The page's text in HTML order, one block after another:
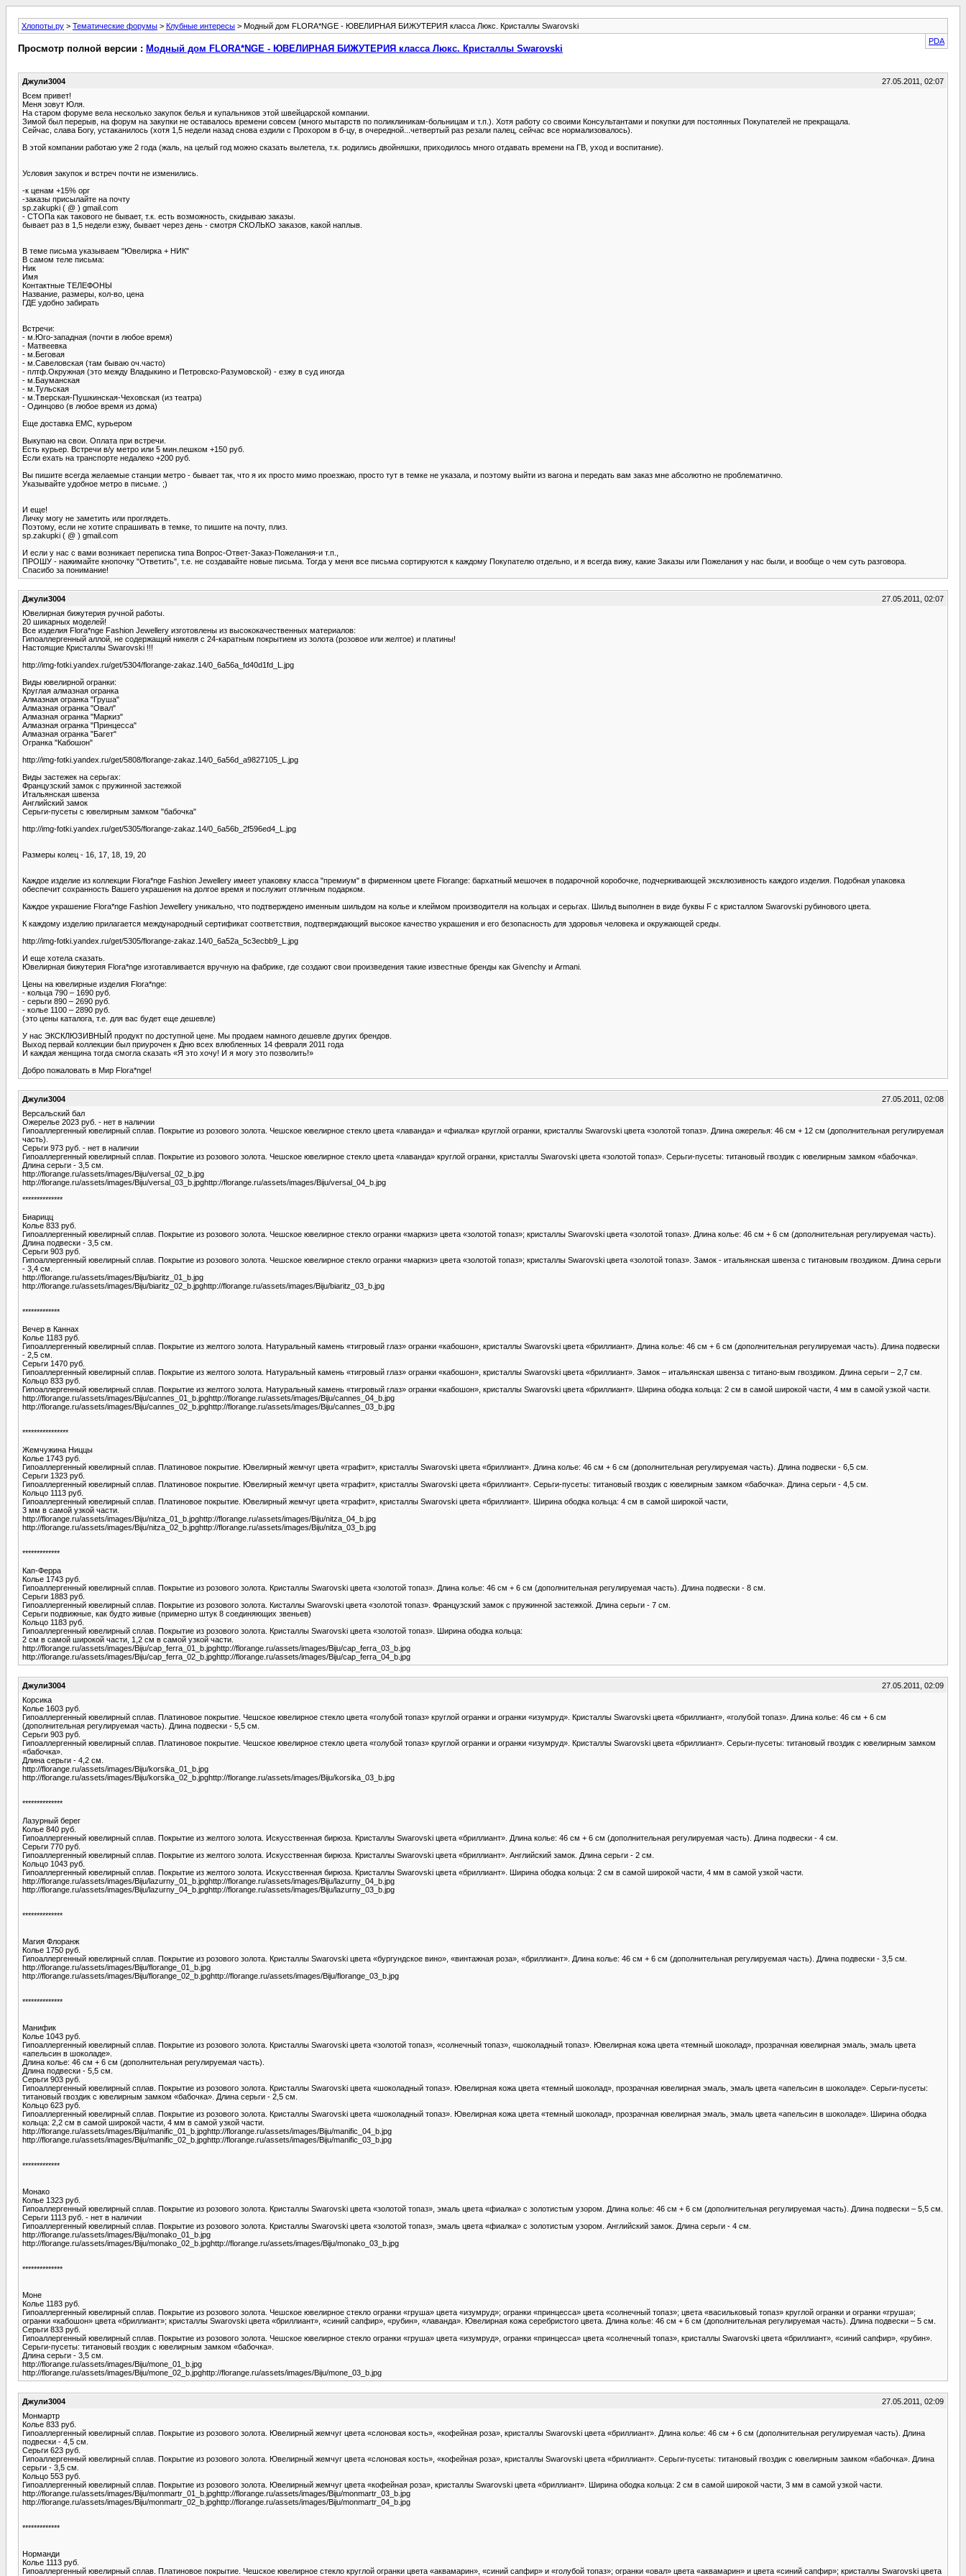
Хлопоты.ру > Тематические форумы > Клубные интересы > Модный дом FLORA*NGE - ЮВЕЛИРНАЯ БИЖУТЕРИЯ класса Люкс. Кристаллы Swarovski
PDA
Просмотр полной версии : Модный дом FLORA*NGE - ЮВЕЛИРНАЯ БИЖУТЕРИЯ класса Люкс. Кристаллы Swarovski
Джули3004
27.05.2011, 02:07
Всем привет!
Меня зовут Юля.
На старом форуме вела несколько закупок белья и купальников этой швейцарской компании.
Зимой был перерыв, на форум на закупки не оставалось времени совсем (много мытарств по поликлиникам-больницам и т.п.). Хотя работу со своими Консультантами и покупки для постоянных Покупателей не прекращала.
Сейчас, слава Богу, устаканилось (хотя 1,5 недели назад снова ездили с Прохором в б-цу, в очередной...четвертый раз резали палец, сейчас все нормализовалось).
В этой компании работаю уже 2 года (жаль, на целый год можно сказать вылетела, т.к. родились двойняшки, приходилось много отдавать времени на ГВ, уход и воспитание).
Условия закупок и встреч почти не изменились.
-к ценам +15% орг
-заказы присылайте на почту
sp.zakupki ( @ ) gmail.com
- СТОПа как такового не бывает, т.к. есть возможность, скидываю заказы.
бывает раз в 1,5 недели езжу, бывает через день - смотря СКОЛЬКО заказов, какой наплыв.
В теме письма указываем "Ювелирка + НИК"
В самом теле письма:
Ник
Имя
Контактные ТЕЛЕФОНЫ
Название, размеры, кол-во, цена
ГДЕ удобно забирать
Встречи:
- м.Юго-западная (почти в любое время)
- Матвеевка
- м.Беговая
- м.Савеловская (там бываю оч.часто)
- плтф.Окружная (это между Владыкино и Петровско-Разумовской) - езжу в суд иногда
- м.Бауманская
- м.Тульская
- м.Тверская-Пушкинская-Чеховская (из театра)
- Одинцово (в любое время из дома)
Еще доставка ЕМС, курьером
Выкупаю на свои. Оплата при встречи.
Есть курьер. Встречи в/у метро или 5 мин.пешком +150 руб.
Если ехать на транспорте недалеко +200 руб.
Вы пишите всегда желаемые станции метро - бывает так, что я их просто мимо проезжаю, просто тут в темке не указала, и поэтому выйти из вагона и передать вам заказ мне абсолютно не проблематично.
Указывайте удобное метро в письме. ;)
И еще!
Личку могу не заметить или проглядеть.
Поэтому, если не хотите спрашивать в темке, то пишите на почту, плиз.
sp.zakupki ( @ ) gmail.com
И если у нас с вами возникает переписка типа Вопрос-Ответ-Заказ-Пожелания-и т.п.,
ПРОШУ - нажимайте кнопочку "Ответить", т.е. не создавайте новые письма. Тогда у меня все письма сортируются к каждому Покупателю отдельно, и я всегда вижу, какие Заказы или Пожелания у нас были, и вообще о чем суть разговора.
Спасибо за понимание!
Джули3004
27.05.2011, 02:07
Ювелирная бижутерия ручной работы.
20 шикарных моделей!
Все изделия Flora*nge Fashion Jewellery изготовлены из высококачественных материалов:
Гипоаллергенный аллой, не содержащий никеля с 24-каратным покрытием из золота (розовое или желтое) и платины!
Настоящие Кристаллы Swarovski !!!
http://img-fotki.yandex.ru/get/5304/florange-zakaz.14/0_6a56a_fd40d1fd_L.jpg
Виды ювелирной огранки:
Круглая алмазная огранка
Алмазная огранка "Груша"
Алмазная огранка "Овал"
Алмазная огранка "Маркиз"
Алмазная огранка "Принцесса"
Алмазная огранка "Багет"
Огранка "Кабошон"
http://img-fotki.yandex.ru/get/5808/florange-zakaz.14/0_6a56d_a9827105_L.jpg
Виды застежек на серьгах:
Французский замок с пружинной застежкой
Итальянская швенза
Английский замок
Серьги-пусеты с ювелирным замком "бабочка"
http://img-fotki.yandex.ru/get/5305/florange-zakaz.14/0_6a56b_2f596ed4_L.jpg
Размеры колец - 16, 17, 18, 19, 20
Каждое изделие из коллекции Flora*nge Fashion Jewellery имеет упаковку класса "премиум" в фирменном цвете Florange: бархатный мешочек в подарочной коробочке, подчеркивающей эксклюзивность каждого изделия. Подобная упаковка
обеспечит сохранность Вашего украшения на долгое время и послужит отличным подарком.
Каждое украшение Flora*nge Fashion Jewellery уникально, что подтверждено именным шильдом на колье и клеймом производителя на кольцах и серьгах. Шильд выполнен в виде буквы F с кристаллом Swarovski рубинового цвета.
К каждому изделию прилагается международный сертификат соответствия, подтверждающий высокое качество украшения и его безопасность для здоровья человека и окружающей среды.
http://img-fotki.yandex.ru/get/5305/florange-zakaz.14/0_6a52a_5c3ecbb9_L.jpg
И еще хотела сказать.
Ювелирная бижутерия Flora*nge изготавливается вручную на фабрике, где создают свои произведения такие известные бренды как Givenchy и Armani.
Цены на ювелирные изделия Flora*nge:
- кольца 790 – 1690 руб.
- серьги 890 – 2690 руб.
- колье 1100 – 2890 руб.
(это цены каталога, т.е. для вас будет еще дешевле)
У нас ЭКСКЛЮЗИВНЫЙ продукт по доступной цене. Мы продаем намного дешевле других брендов.
Выход первай коллекции был приурочен к Дню всех влюбленных 14 февраля 2011 года
И каждая женщина тогда смогла сказать «Я это хочу! И я могу это позволить!»
Добро пожаловать в Мир Flora*nge!
Джули3004
27.05.2011, 02:08
Версальский бал
Ожерелье 2023 руб. - нет в наличии
Гипоаллергенный ювелирный сплав. Покрытие из розового золота. Чешское ювелирное стекло цвета «лаванда» и «фиалка» круглой огранки, кристаллы Swarovski цвета «золотой топаз». Длина ожерелья: 46 см + 12 см (дополнительная регулируемая
часть).
Серьги 973 руб. - нет в наличии
Гипоаллергенный ювелирный сплав. Покрытие из розового золота. Чешское ювелирное стекло цвета «лаванда» круглой огранки, кристаллы Swarovski цвета «золотой топаз». Серьги-пусеты: титановый гвоздик с ювелирным замком «бабочка».
Длина серьги - 3,5 см.
http://florange.ru/assets/images/Biju/versal_02_b.jpg
http://florange.ru/assets/images/Biju/versal_03_b.jpghttp://florange.ru/assets/images/Biju/versal_04_b.jpg
**************
Биарицц
Колье 833 руб.
Гипоаллергенный ювелирный сплав. Покрытие из розового золота. Чешское ювелирное стекло огранки «маркиз» цвета «золотой топаз»; кристаллы Swarovski цвета «золотой топаз». Длина колье: 46 см + 6 см (дополнительная регулируемая часть).
Длина подвески - 3,5 см.
Серьги 903 руб.
Гипоаллергенный ювелирный сплав. Покрытие из розового золота. Чешское ювелирное стекло огранки «маркиз» цвета «золотой топаз»; кристаллы Swarovski цвета «золотой топаз». Замок - итальянская швенза с титановым гвоздиком. Длина серьги
- 3,4 см.
http://florange.ru/assets/images/Biju/biaritz_01_b.jpg
http://florange.ru/assets/images/Biju/biaritz_02_b.jpghttp://florange.ru/assets/images/Biju/biaritz_03_b.jpg
*************
Вечер в Каннах
Колье 1183 руб.
Гипоаллергенный ювелирный сплав. Покрытие из желтого золота. Натуральный камень «тигровый глаз» огранки «кабошон», кристаллы Swarovski цвета «бриллиант». Длина колье: 46 см + 6 см (дополнительная регулируемая часть). Длина подвески
- 2,5 см.
Серьги 1470 руб.
Гипоаллергенный ювелирный сплав. Покрытие из желтого золота. Натуральный камень «тигровый глаз» огранки «кабошон», кристаллы Swarovski цвета «бриллиант». Замок – итальянская швенза с титано-вым гвоздиком. Длина серьги – 2,7 см.
Кольцо 833 руб.
Гипоаллергенный ювелирный сплав. Покрытие из желтого золота. Натуральный камень «тигровый глаз» огранки «кабошон», кристаллы Swarovski цвета «бриллиант». Ширина ободка кольца: 2 см в самой широкой части, 4 мм в самой узкой части.
http://florange.ru/assets/images/Biju/cannes_01_b.jpghttp://florange.ru/assets/images/Biju/cannes_04_b.jpg
http://florange.ru/assets/images/Biju/cannes_02_b.jpghttp://florange.ru/assets/images/Biju/cannes_03_b.jpg
****************
Жемчужина Ниццы
Колье 1743 руб.
Гипоаллергенный ювелирный сплав. Платиновое покрытие. Ювелирный жемчуг цвета «графит», кристаллы Swarovski цвета «бриллиант». Длина колье: 46 см + 6 см (дополнительная регулируемая часть). Длина подвески - 6,5 см.
Серьги 1323 руб.
Гипоаллергенный ювелирный сплав. Платиновое покрытие. Ювелирный жемчуг цвета «графит», кристаллы Swarovski цвета «бриллиант». Серьги-пусеты: титановый гвоздик с ювелирным замком «бабочка». Длина серьги - 4,5 см.
Кольцо 1113 руб.
Гипоаллергенный ювелирный сплав. Платиновое покрытие. Ювелирный жемчуг цвета «графит», кристаллы Swarovski цвета «бриллиант». Ширина ободка кольца: 4 см в самой широкой части,
3 мм в самой узкой части.
http://florange.ru/assets/images/Biju/nitza_01_b.jpghttp://florange.ru/assets/images/Biju/nitza_04_b.jpg
http://florange.ru/assets/images/Biju/nitza_02_b.jpghttp://florange.ru/assets/images/Biju/nitza_03_b.jpg
*************
Кап-Ферра
Колье 1743 руб.
Гипоаллергенный ювелирный сплав. Покрытие из розового золота. Кристаллы Swarovski цвета «золотой топаз». Длина колье: 46 см + 6 см (дополнительная регулируемая часть). Длина подвески - 8 см.
Серьги 1883 руб.
Гипоаллергенный ювелирный сплав. Покрытие из розового золота. Кисталлы Swarovski цвета «золотой топаз». Французский замок с пружинной застежкой. Длина серьги - 7 см.
Серьги подвижные, как будто живые (примерно штук 8 соединяющих звеньев)
Кольцо 1183 руб.
Гипоаллергенный ювелирный сплав. Покрытие из розового золота. Кристаллы Swarovski цвета «золотой топаз». Ширина ободка кольца:
2 см в самой широкой части, 1,2 см в самой узкой части.
http://florange.ru/assets/images/Biju/cap_ferra_01_b.jpghttp://florange.ru/assets/images/Biju/cap_ferra_03_b.jpg
http://florange.ru/assets/images/Biju/cap_ferra_02_b.jpghttp://florange.ru/assets/images/Biju/cap_ferra_04_b.jpg
Джули3004
27.05.2011, 02:09
Корсика
Колье 1603 руб.
Гипоаллергенный ювелирный сплав. Платиновое покрытие. Чешское ювелирное стекло цвета «голубой топаз» круглой огранки и огранки «изумруд». Кристаллы Swarovski цвета «бриллиант», «голубой топаз». Длина колье: 46 см + 6 см
(дополнительная регулируемая часть). Длина подвески - 5,5 см.
Серьги 903 руб.
Гипоаллергенный ювелирный сплав. Платиновое покрытие. Чешское ювелирное стекло цвета «голубой топаз» круглой огранки и огранки «изумруд». Кристаллы Swarovski цвета «бриллиант». Серьги-пусеты: титановый гвоздик с ювелирным замком
«бабочка».
Длина серьги - 4,2 см.
http://florange.ru/assets/images/Biju/korsika_01_b.jpg
http://florange.ru/assets/images/Biju/korsika_02_b.jpghttp://florange.ru/assets/images/Biju/korsika_03_b.jpg
**************
Лазурный берег
Колье 840 руб.
Гипоаллергенный ювелирный сплав. Покрытие из желтого золота. Искусственная бирюза. Кристаллы Swarovski цвета «бриллиант». Длина колье: 46 см + 6 см (дополнительная регулируемая часть). Длина подвески - 4 см.
Серьги 770 руб.
Гипоаллергенный ювелирный сплав. Покрытие из желтого золота. Искусственная бирюза. Кристаллы Swarovski цвета «бриллиант». Английский замок. Длина серьги - 2 см.
Кольцо 1043 руб.
Гипоаллергенный ювелирный сплав. Покрытие из желтого золота. Искусственная бирюза. Кристаллы Swarovski цвета «бриллиант». Ширина ободка кольца: 2 см в самой широкой части, 4 мм в самой узкой части.
http://florange.ru/assets/images/Biju/lazurny_01_b.jpghttp://florange.ru/assets/images/Biju/lazurny_04_b.jpg
http://florange.ru/assets/images/Biju/lazurny_04_b.jpghttp://florange.ru/assets/images/Biju/lazurny_03_b.jpg
**************
Магия Флоранж
Колье 1750 руб.
Гипоаллергенный ювелирный сплав. Покрытие из розового золота. Кристаллы Swarovski цвета «бургундское вино», «винтажная роза», «бриллиант». Длина колье: 46 см + 6 см (дополнительная регулируемая часть). Длина подвески - 3,5 см.
http://florange.ru/assets/images/Biju/florange_01_b.jpg
http://florange.ru/assets/images/Biju/florange_02_b.jpghttp://florange.ru/assets/images/Biju/florange_03_b.jpg
**************
Манифик
Колье 1043 руб.
Гипоаллергенный ювелирный сплав. Покрытие из розового золота. Кристаллы Swarovski цвета «золотой топаз», «солнечный топаз», «шоколадный топаз». Ювелирная кожа цвета «темный шоколад», прозрачная ювелирная эмаль, эмаль цвета
«апельсин в шоколаде».
Длина колье: 46 см + 6 см (дополнительная регулируемая часть).
Длина подвески - 5,5 см.
Серьги 903 руб.
Гипоаллергенный ювелирный сплав. Покрытие из розового золота. Кристаллы Swarovski цвета «шоколадный топаз». Ювелирная кожа цвета «темный шоколад», прозрачная ювелирная эмаль, эмаль цвета «апельсин в шоколаде». Серьги-пусеты:
титановый гвоздик с ювелирным замком «бабочка». Длина серьги - 2,5 см.
Кольцо 623 руб.
Гипоаллергенный ювелирный сплав. Покрытие из розового золота. Кристаллы Swarovski цвета «шоколадный топаз». Ювелирная кожа цвета «темный шоколад», прозрачная ювелирная эмаль, эмаль цвета «апельсин в шоколаде». Ширина ободка
кольца: 2,2 см в самой широкой части, 4 мм в самой узкой части.
http://florange.ru/assets/images/Biju/manific_01_b.jpghttp://florange.ru/assets/images/Biju/manific_04_b.jpg
http://florange.ru/assets/images/Biju/manific_02_b.jpghttp://florange.ru/assets/images/Biju/manific_03_b.jpg
*************
Монако
Колье 1323 руб.
Гипоаллергенный ювелирный сплав. Покрытие из розового золота. Кристаллы Swarovski цвета «золотой топаз», эмаль цвета «фиалка» с золотистым узором. Длина колье: 46 см + 6 см (дополнительная регулируемая часть). Длина подвески – 5,5 см.
Серьги 1113 руб. - нет в наличии
Гипоаллергенный ювелирный сплав. Покрытие из розового золота. Кристаллы Swarovski цвета «золотой топаз», эмаль цвета «фиалка» с золотистым узором. Английский замок. Длина серьги - 4 см.
http://florange.ru/assets/images/Biju/monako_01_b.jpg
http://florange.ru/assets/images/Biju/monako_02_b.jpghttp://florange.ru/assets/images/Biju/monako_03_b.jpg
**************
Моне
Колье 1183 руб.
Гипоаллергенный ювелирный сплав. Покрытие из розового золота. Чешское ювелирное стекло огранки «груша» цвета «изумруд»; огранки «принцесса» цвета «солнечный топаз»; цвета «васильковый топаз» круглой огранки и огранки «груша»;
огранки «кабошон» цвета «бриллиант»; кристаллы Swarovski цвета «бриллиант», «синий сапфир», «рубин», «лаванда». Ювелирная кожа серебристого цвета. Длина колье: 46 см + 6 см (дополнительная регулируемая часть). Длина подвески – 5 см.
Серьги 833 руб.
Гипоаллергенный ювелирный сплав. Покрытие из розового золота. Чешское ювелирное стекло огранки «груша» цвета «изумруд», огранки «принцесса» цвета «солнечный топаз», кристаллы Swarovski цвета «бриллиант», «синий сапфир», «рубин».
Серьги-пусеты: титановый гвоздик с ювелирным замком «бабочка».
Длина серьги - 3,5 см.
http://florange.ru/assets/images/Biju/mone_01_b.jpg
http://florange.ru/assets/images/Biju/mone_02_b.jpghttp://florange.ru/assets/images/Biju/mone_03_b.jpg
Джули3004
27.05.2011, 02:09
Монмартр
Колье 833 руб.
Гипоаллергенный ювелирный сплав. Покрытие из розового золота. Ювелирный жемчуг цвета «слоновая кость», «кофейная роза», кристаллы Swarovski цвета «бриллиант». Длина колье: 46 см + 6 см (дополнительная регулируемая часть). Длина
подвески - 4,5 см.
Серьги 623 руб.
Гипоаллергенный ювелирный сплав. Покрытие из розового золота. Ювелирный жемчуг цвета «слоновая кость», «кофейная роза», кристаллы Swarovski цвета «бриллиант». Серьги-пусеты: титановый гвоздик с ювелирным замком «бабочка». Длина
серьги - 3,5 см.
Кольцо 553 руб.
Гипоаллергенный ювелирный сплав. Покрытие из розового золота. Ювелирный жемчуг цвета «кофейная роза», кристаллы Swarovski цвета «бриллиант». Ширина ободка кольца: 2 см в самой широкой части, 3 мм в самой узкой части.
http://florange.ru/assets/images/Biju/monmartr_01_b.jpghttp://florange.ru/assets/images/Biju/monmartr_03_b.jpg
http://florange.ru/assets/images/Biju/monmartr_02_b.jpghttp://florange.ru/assets/images/Biju/monmartr_04_b.jpg
*************
Норманди
Колье 1113 руб.
Гипоаллергенный ювелирный сплав. Платиновое покрытие. Чешское ювелирное стекло круглой огранки цвета «аквамарин», «синий сапфир» и «голубой топаз»; огранки «овал» цвета «аквамарин» и цвета «синий сапфир»; кристаллы Swarovski цвета